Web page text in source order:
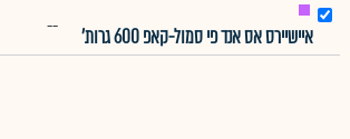
איישיירס אס אנד פי סמול-קאפ 600 גרות' --